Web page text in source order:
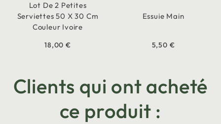
Lot De 2 Petites
Serviettes 50 X 30 Cm
Couleur Ivoire
18,00 €
Essuie Main
5,50 €
Clients qui ont acheté
ce produit :